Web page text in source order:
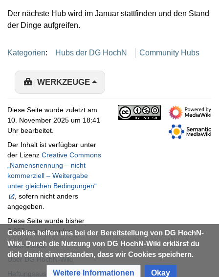
Der nächste Hub wird im Januar stattfinden und den Stand
der Dinge aufgreifen.
Cookies helfen uns bei der Bereitstellung von DG HochN-
Wiki. Durch die Nutzung von DG HochN-Wiki erklärst du
dich damit einverstanden, dass wir Cookies speichern.
Weitere Informationen Okay
Kategorien: Hubs der DG HochN Community Hubs
WERKZEUGE
Diese Seite wurde zuletzt am
10. November 2025 um 18:41
Uhr bearbeitet.
Der Inhalt ist verfügbar unter
der Lizenz Creative Commons
„Namensnennung – nicht
kommerziell – Weitergabe
unter gleichen Bedingungen“
, sofern nicht anders
angegeben.
Diese Seite wurde bisher
3.857-mal abgerufen.
Datenschutz
Über DG HochN-Wiki
Haftungsausschluss